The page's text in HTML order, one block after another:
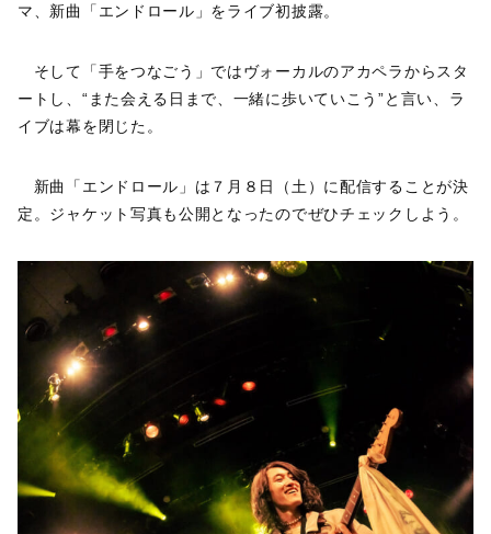
マ、新曲「エンドロール」をライブ初披露。
そして「手をつなごう」ではヴォーカルのアカペラからスタ
ートし、“また会える日まで、一緒に歩いていこう”と言い、ラ
イブは幕を閉じた。
新曲「エンドロール」は７月８日（土）に配信することが決
定。ジャケット写真も公開となったのでぜひチェックしよう。